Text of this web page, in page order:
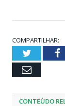
COMPARTILHAR:
Twitter
Email
CONTEÚDO